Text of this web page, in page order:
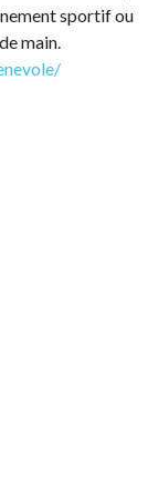
sportif ou
main.